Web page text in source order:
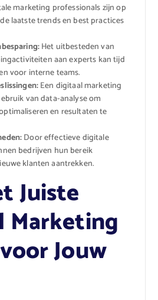
marketing professionals zijn op
laatste trends en best practices
Het uitbesteden van
aan experts kan tijd
voor interne teams.
Een digitaal marketing
van data-analyse om
en resultaten te
Door effectieve digitale
bedrijven hun bereik
klanten aantrekken.
Juiste
Marketing
Jouw